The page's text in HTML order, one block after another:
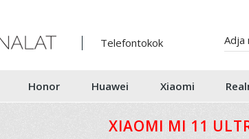
Telefontokok
Honor Huawei Xiaomi
XIAOMI MI 11